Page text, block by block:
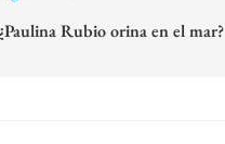
¿Paulina Rubio orina en el mar?